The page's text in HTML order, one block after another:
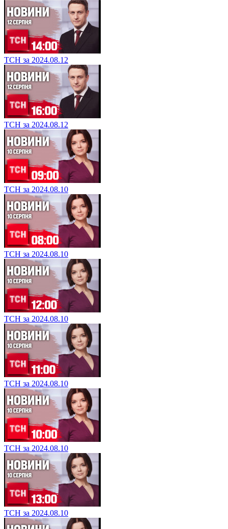
ТСН за 2024.08.12
ТСН за 2024.08.12
ТСН за 2024.08.10
ТСН за 2024.08.10
ТСН за 2024.08.10
ТСН за 2024.08.10
ТСН за 2024.08.10
ТСН за 2024.08.10